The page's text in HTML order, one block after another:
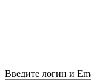
Введите логин и